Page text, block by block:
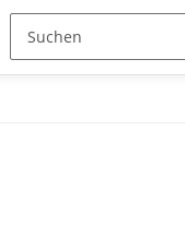
Hersteller